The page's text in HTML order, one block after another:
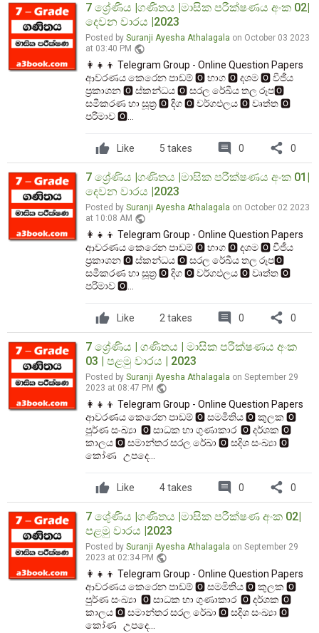
7 ශ්‍රේණිය |ගණිතය |මාසික පරීක්ෂණය අංක 02|
දෙවන වාරය |2023
Posted by Suranji Ayesha Athalagala on October 03 2023
at 03:40 PM public
👩‍👧‍👦 Telegram Group - Online Question Papers
ආවරණය කෙරෙන පාඩම් 🅾️ භාග 🅾️ දශම 🅾️ වීජීය
ප්‍රකාශන 🅾️ ස්කන්ධය 🅾️ සරල රේඛීය තල රූප🅾️
සමීකරණ හා සූත්‍ර 🅾️ දිග 🅾️ වර්ගඵලය 🅾️ වෘත්ත 🅾️
පරිමාව 🅾️...
Like 5 takes comment 0 share 0
7 ශ්‍රේණිය |ගණිතය |මාසික පරීක්ෂණය අංක 01|
දෙවන වාරය |2023
Posted by Suranji Ayesha Athalagala on October 02 2023
at 10:08 AM public
👩‍👧‍👦 Telegram Group - Online Question Papers
ආවරණය කෙරෙන පාඩම් 🅾️ භාග 🅾️ දශම 🅾️ වීජීය
ප්‍රකාශන 🅾️ ස්කන්ධය 🅾️ සරල රේඛීය තල රූප🅾️
සමීකරණ හා සූත්‍ර 🅾️ දිග 🅾️ වර්ගඵලය 🅾️ වෘත්ත 🅾️
පරිමාව 🅾️...
Like 2 takes comment 0 share 0
7 ශ්‍රේණිය | ගණිතය | මාසික පරීක්ෂණය අංක
03 | පළමු වාරය | 2023
Posted by Suranji Ayesha Athalagala on September 29
2023 at 08:47 PM public
👩‍👧‍👦 Telegram Group - Online Question Papers
ආවරණය කෙරෙන පාඩම් 🅾️ සමමිතිය 🅾️ කුලක 🅾️
පුර්ණ සංඛ්‍යා 🅾️ සාධක හා ගුණාකාර 🅾️ දර්ශක 🅾️
කාලය 🅾️ සමාන්තර සරල රේඛා 🅾️ සදිශ සංඛ්‍යා 🅾️
කෝණ උපදෙ...
Like 4 takes comment 0 share 0
7 ශෙු්ණිය |ගණිතය |මාසික පරීක්ෂණ අංක 02|
පළමු වාරය |2023
Posted by Suranji Ayesha Athalagala on September 29
2023 at 02:34 PM public
👩‍👧‍👦 Telegram Group - Online Question Papers
ආවරණය කෙරෙන පාඩම් 🅾️ සමමිතිය 🅾️ කුලක 🅾️
පුර්ණ සංඛ්‍යා 🅾️ සාධක හා ගුණාකාර 🅾️ දර්ශක 🅾️
කාලය 🅾️ සමාන්තර සරල රේඛා 🅾️ සදිශ සංඛ්‍යා 🅾️
කෝණ උපදෙ...